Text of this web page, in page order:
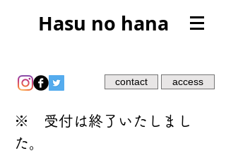
Hasu no hana
contact access
※ 受付は終了いたしまし
た。